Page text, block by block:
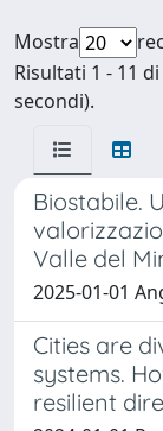
Mostra
Risultati 1 - 11
secondi).
Biostabile.
Valle del
2025-01-01
Cities are
systems.
resilient